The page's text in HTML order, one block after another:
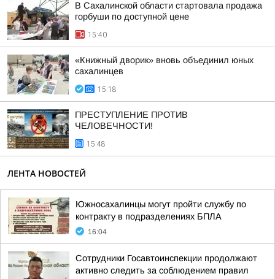
В Сахалинской области стартовала продажа
горбуши по доступной цене
15:40
«Книжный дворик» вновь объединил юных
сахалинцев
15:18
ПРЕСТУПЛЕНИЕ ПРОТИВ
ЧЕЛОВЕЧНОСТИ!
15:48
ЛЕНТА НОВОСТЕЙ
Южносахалинцы могут пройти службу по
контракту в подразделениях БПЛА
16:04
Сотрудники Госавтоинспекции продолжают
активно следить за соблюдением правил